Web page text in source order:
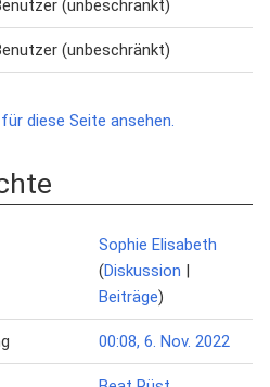
(unbeschränkt)
(unbeschränkt)
diese Seite ansehen.
Sophie Elisabeth
(Diskussion |
Beiträge)
00:08, 6. Nov. 2022